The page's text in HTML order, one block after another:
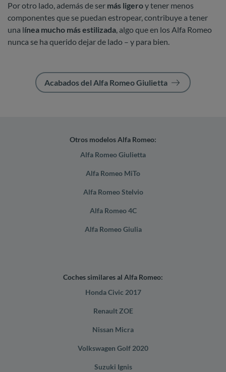
Por otro lado, además de ser más ligeroy tener menos
componentes que se puedan estropear, contribuye a tener
una línea mucho más estilizada, algo que en los Alfa Romeo
nunca se ha querido dejar de lado – y para bien.
Acabados del Alfa Romeo Giulietta
Otros modelos Alfa Romeo:
Alfa Romeo Giulietta
Alfa Romeo MiTo
Alfa Romeo Stelvio
Alfa Romeo 4C
Alfa Romeo Giulia
Coches similares al Alfa Romeo:
Honda Civic 2017
Renault ZOE
Nissan Micra
Volkswagen Golf 2020
Suzuki Ignis